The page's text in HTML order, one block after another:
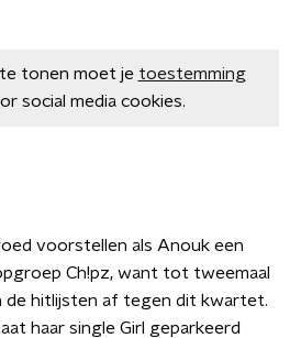
tonen moet je toestemming
social media cookies.
voorstellen als Anouk een
Ch!pz, want tot tweemaal
hitlijsten af tegen dit kwartet.
haar single Girl geparkeerd